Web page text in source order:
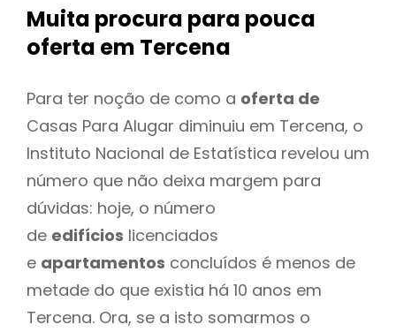
Muita procura para pouca
oferta em Tercena
Para ter noção de como a oferta de
Casas Para Alugar diminuiu em Tercena, o
Instituto Nacional de Estatística revelou um
número que não deixa margem para
dúvidas: hoje, o número
de edifícios licenciados
e apartamentos concluídos é menos de
metade do que existia há 10 anos em
Tercena. Ora, se a isto somarmos o